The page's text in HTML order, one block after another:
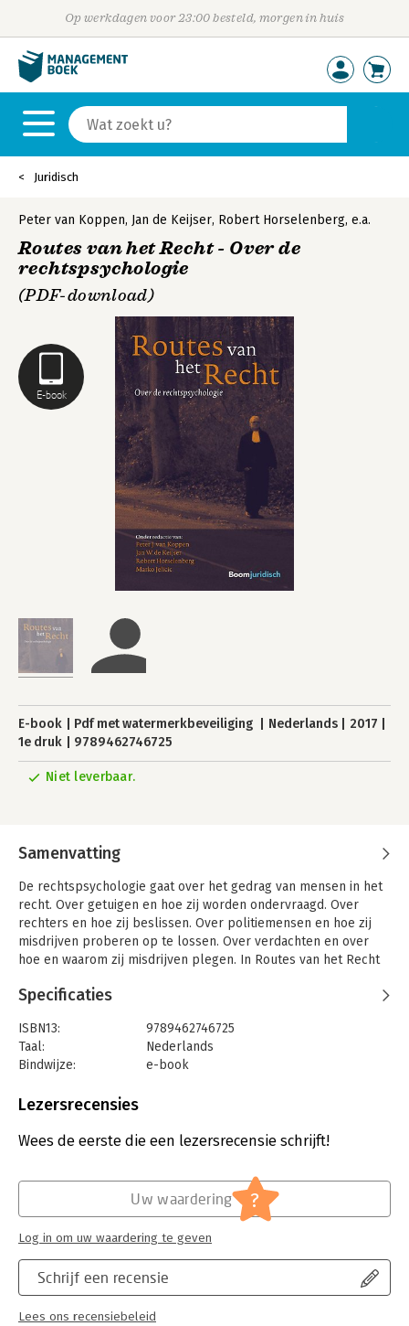
Op werkdagen voor 23:00 besteld, morgen in huis
Juridisch
E-book
Peter van Koppen, Jan de Keijser, Robert Horselenberg, e.a.
Routes van het Recht - Over de
rechtspsychologie
(PDF-download)
E-book Pdf met watermerkbeveiliging Nederlands
2017
1e druk
9789462746725
Niet leverbaar.
Samenvatting
De rechtspsychologie gaat over het gedrag van mensen in het
recht. Over getuigen en hoe zij worden ondervraagd. Over
rechters en hoe zij beslissen. Over politiemensen en hoe zij
misdrijven proberen op te lossen. Over verdachten en over
hoe en waarom zij misdrijven plegen. In Routes van het Recht
uiteengezet aan de hand van de kennis die in het vakgebied in
Zonder onnodig juridisch en psychologisch jargon worden
vragen over herkenningen, leugendetectie, forensisch-
kinderen, volwassenen en verdachten beantwoord. Het is een
cursusmateriaal.
Specificaties
ISBN13:
9789462746725
Taal:
Nederlands
Bindwijze:
e-book
Bestandsformaat:
Uitgever:
Boom Juridische Uitgevers
Hoofdrubriek:
Jongbloed:
Lezersrecensies
Wees de eerste die een lezersrecensie schrijft!
Schrijf een recensie
Lees ons recensiebeleid
Uw waardering ?
Log in om uw waardering te geven